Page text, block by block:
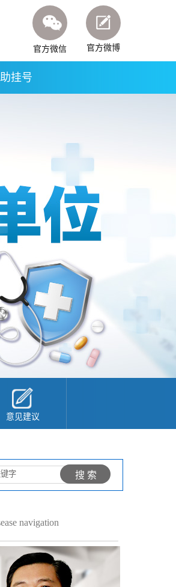
官方微博
官方微信
挂号
意见建议
navigation